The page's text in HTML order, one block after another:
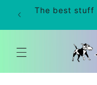
μετάβαση
στο
The best stuff